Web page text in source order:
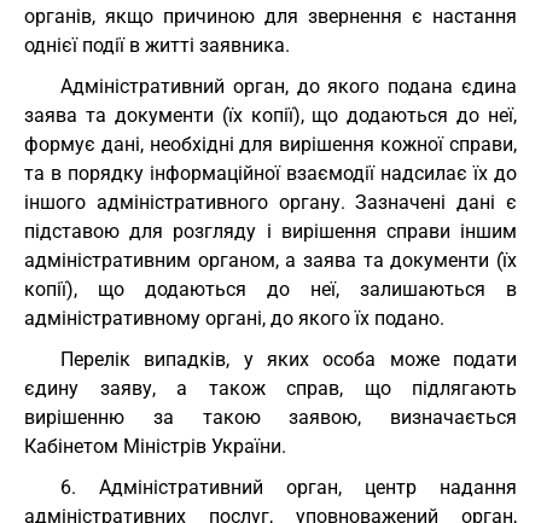
органів, якщо причиною для звернення є настання
однієї події в житті заявника.
Адміністративний орган, до якого подана єдина
заява та документи (їх копії), що додаються до неї,
формує дані, необхідні для вирішення кожної справи,
та в порядку інформаційної взаємодії надсилає їх до
іншого адміністративного органу. Зазначені дані є
підставою для розгляду і вирішення справи іншим
адміністративним органом, а заява та документи (їх
копії), що додаються до неї, залишаються в
адміністративному органі, до якого їх подано.
Перелік випадків, у яких особа може подати
єдину заяву, а також справ, що підлягають
вирішенню за такою заявою, визначається
Кабінетом Міністрів України.
6. Адміністративний орган, центр надання
адміністративних послуг, уповноважений орган,